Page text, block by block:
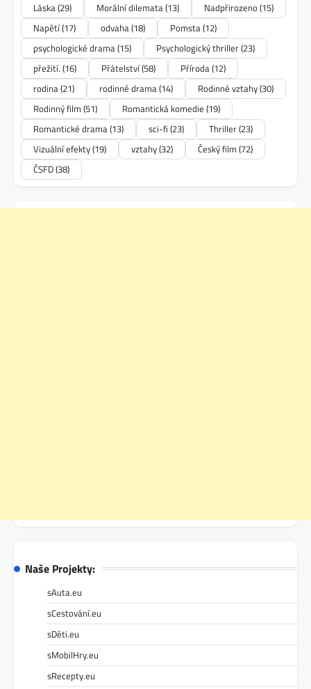
Láska(29) Morální dilemata(13) Nadpřirozeno(15)
Napětí(17) odvaha(18) Pomsta(12)
psychologické drama(15) Psychologický thriller(23)
přežití. (16) Přátelství(58) Příroda(12)
rodina(21) rodinné drama(14) Rodinné vztahy(30)
Rodinný film (51) Romantická komedie (19)
Romantické drama(13) sci-fi (23) Thriller(23)
Vizuální efekty(19) vztahy(32) Český film (72)
ČSFD(38)
Naše Projekty:
sAuta.eu
sCestování.eu
sDěti.eu
sMobilHry.eu
sRecepty.eu